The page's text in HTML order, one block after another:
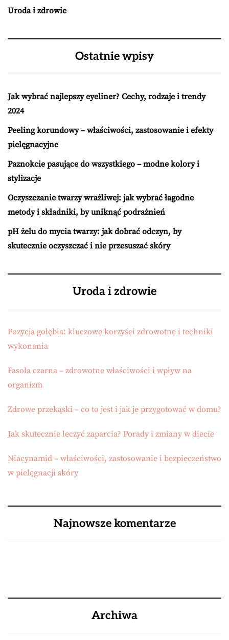
Uroda i zdrowie
Ostatnie wpisy
Jak wybrać najlepszy eyeliner? Cechy, rodzaje i trendy
2024
Peeling korundowy – właściwości, zastosowanie i efekty
pielęgnacyjne
Paznokcie pasujące do wszystkiego – modne kolory i
stylizacje
Oczyszczanie twarzy wrażliwej: jak wybrać łagodne
metody i składniki, by uniknąć podrażnień
pH żelu do mycia twarzy: jak dobrać odczyn, by
skutecznie oczyszczać i nie przesuszać skóry
Uroda i zdrowie
Pozycja gołębia: kluczowe korzyści zdrowotne i techniki
wykonania
Fasola czarna – zdrowotne właściwości i wpływ na
organizm
Zdrowe przekąski – co to jest i jak je przygotować w domu?
Jak skutecznie leczyć zaparcia? Porady i zmiany w diecie
Niacynamid – właściwości, zastosowanie i bezpieczeństwo
w pielęgnacji skóry
Najnowsze komentarze
Archiwa